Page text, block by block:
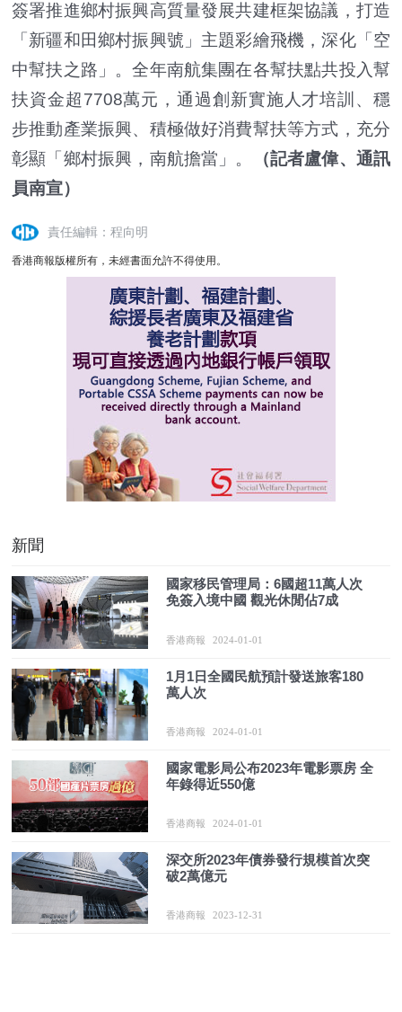
簽署推進鄉村振興高質量發展共建框架協議，打造
「新疆和田鄉村振興號」主題彩繪飛機，深化「空
中幫扶之路」。全年南航集團在各幫扶點共投入幫
扶資金超7708萬元，通過創新實施人才培訓、穩
步推動產業振興、積極做好消費幫扶等方式，充分
彰顯「鄉村振興，南航擔當」。
（記者盧偉、通訊
員南宣）
責任編輯：程向明
香港商報版權所有，未經書面允許不得使用。
新聞
國家移民管理局：6國超11萬人次
免簽入境中國 觀光休閒佔7成
香港商報 2024-01-01
1月1日全國民航預計發送旅客180
萬人次
香港商報 2024-01-01
國家電影局公布2023年電影票房 全
年錄得近550億
香港商報 2024-01-01
深交所2023年債券發行規模首次突
破2萬億元
香港商報 2023-12-31